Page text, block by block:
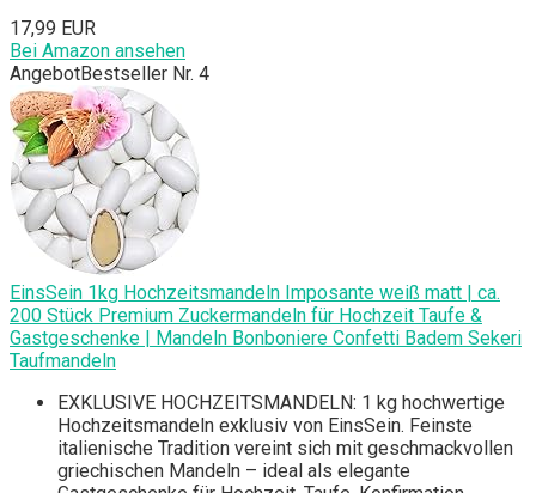
17,99 EUR
Bei Amazon ansehen
AngebotBestseller Nr. 4
EinsSein 1kg Hochzeitsmandeln Imposante weiß matt | ca.
200 Stück Premium Zuckermandeln für Hochzeit Taufe &
Gastgeschenke | Mandeln Bonboniere Confetti Badem Sekeri
Taufmandeln
EXKLUSIVE HOCHZEITSMANDELN: 1 kg hochwertige
Hochzeitsmandeln exklusiv von EinsSein. Feinste
italienische Tradition vereint sich mit geschmackvollen
griechischen Mandeln – ideal als elegante